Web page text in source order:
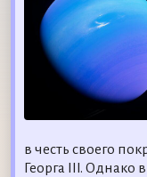
в честь своего
Георга III. Однако